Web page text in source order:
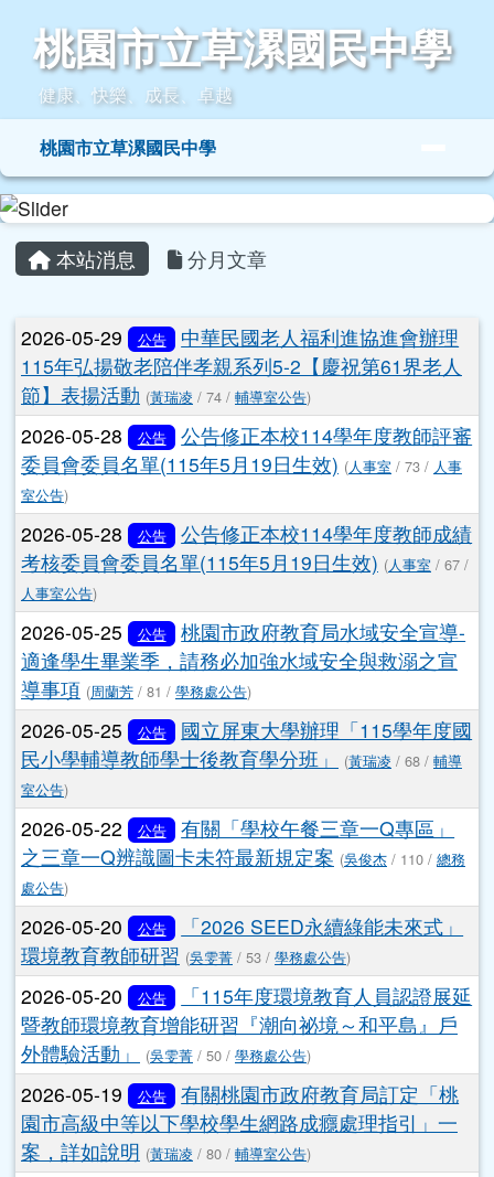
桃園市立草漯國民中學
桃園市立草漯國民中學
健康、快樂、成長、卓越
導覽列桃園市立草漯國民中學
主內容區域
本站消息 分月文章
文章列表
2026-05-29 公告
中華民國老人福利進協進會辦理
115年弘揚敬老陪伴孝親系列5-2【慶祝第61界老人
節】表揚活動 (黃瑞凌 / 74 / 輔導室公告)
2026-05-28 公告
公告修正本校114學年度教師評審
委員會委員名單(115年5月19日生效) (人事室 / 73 / 人事
室公告)
2026-05-28 公告
公告修正本校114學年度教師成績
考核委員會委員名單(115年5月19日生效) (人事室 / 67 /
人事室公告)
2026-05-25 公告
桃園市政府教育局水域安全宣導-
適逢學生畢業季，請務必加強水域安全與救溺之宣
導事項 (周蘭芳 / 81 / 學務處公告)
2026-05-25 公告
國立屏東大學辦理「115學年度國
民小學輔導教師學士後教育學分班」
(黃瑞凌 / 68 / 輔導
室公告)
2026-05-22 公告
有關「學校午餐三章一Q專區」
之三章一Q辨識圖卡未符最新規定案 (吳俊杰 / 110 / 總務
處公告)
2026-05-20 公告
「2026 SEED永續綠能未來式」
環境教育教師研習 (吳雯菁 / 53 / 學務處公告)
2026-05-20 公告
「115年度環境教育人員認證展延
暨教師環境教育增能研習『潮向祕境～和平島』戶
外體驗活動」
(吳雯菁 / 50 / 學務處公告)
2026-05-19 公告
有關桃園市政府教育局訂定「桃
園市高級中等以下學校學生網路成癮處理指引」一
案，詳如說明 (黃瑞凌 / 80 / 輔導室公告)
頁尾區域